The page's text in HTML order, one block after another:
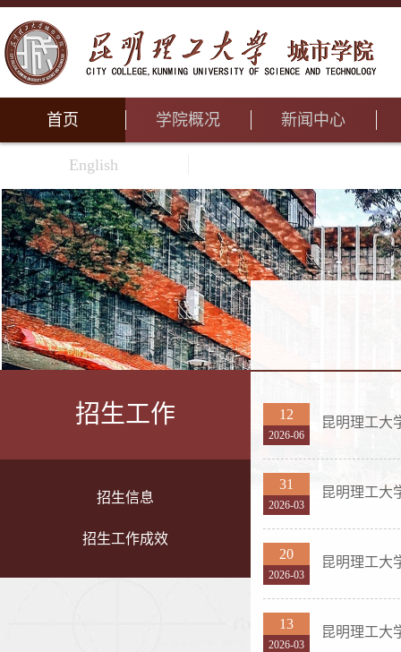
首页 学院概况 新闻中心
English
招生工作
招生信息
招生工作成效
12
2026-06
昆明理工大
31
2026-03
昆明理工大
20
2026-03
昆明理工大
13
2026-03
昆明理工大